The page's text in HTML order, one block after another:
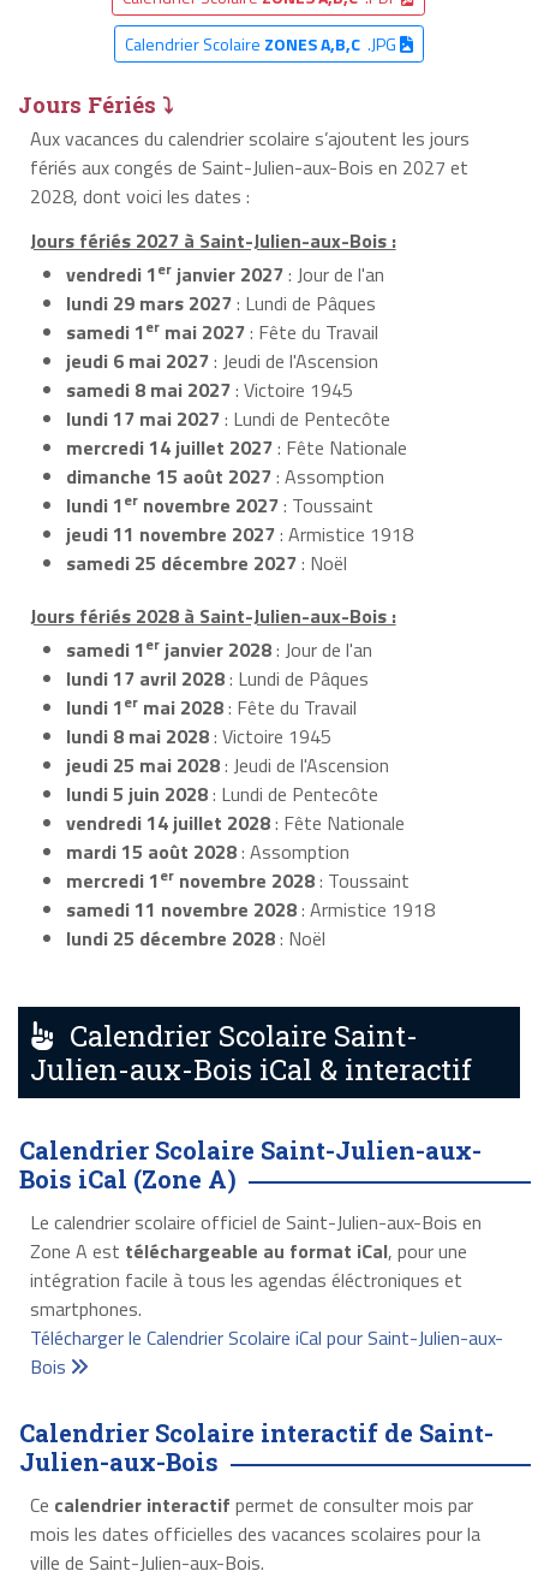
Calendrier Scolaire ZONES A,B,C.JPG
Jours Fériés ⤵
Aux vacances du calendrier scolaire s’ajoutent les jours
fériés aux congés de Saint-Julien-aux-Bois en 2027 et
2028, dont voici les dates :
Jours fériés 2027 à Saint-Julien-aux-Bois :
vendredi 1er janvier 2027: Jour de l'an
lundi 29 mars 2027: Lundi de Pâques
samedi 1er mai 2027: Fête du Travail
jeudi 6 mai 2027: Jeudi de l'Ascension
samedi 8 mai 2027: Victoire 1945
lundi 17 mai 2027: Lundi de Pentecôte
mercredi 14 juillet 2027: Fête Nationale
dimanche 15 août 2027: Assomption
lundi 1er novembre 2027: Toussaint
jeudi 11 novembre 2027: Armistice 1918
samedi 25 décembre 2027: Noël
Jours fériés 2028 à Saint-Julien-aux-Bois :
samedi 1er janvier 2028: Jour de l'an
lundi 17 avril 2028: Lundi de Pâques
lundi 1er mai 2028: Fête du Travail
lundi 8 mai 2028: Victoire 1945
jeudi 25 mai 2028: Jeudi de l'Ascension
lundi 5 juin 2028: Lundi de Pentecôte
vendredi 14 juillet 2028: Fête Nationale
mardi 15 août 2028: Assomption
mercredi 1er novembre 2028: Toussaint
samedi 11 novembre 2028: Armistice 1918
lundi 25 décembre 2028: Noël
Calendrier Scolaire Saint-
Julien-aux-Bois iCal & interactif
Calendrier Scolaire Saint-Julien-aux-
Bois iCal (Zone A)
Le calendrier scolaire officiel de Saint-Julien-aux-Bois en
Zone A est téléchargeable au format iCal, pour une
intégration facile à tous les agendas éléctroniques et
smartphones.
Télécharger le Calendrier Scolaire iCal pour Saint-Julien-aux-
Bois
Calendrier Scolaire interactif de Saint-
Julien-aux-Bois
Ce calendrier interactif permet de consulter mois par
mois les dates officielles des vacances scolaires pour la
ville de Saint-Julien-aux-Bois.